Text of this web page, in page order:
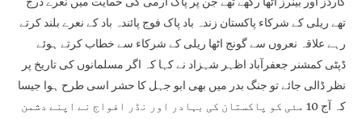
تھے ریلی کے شرکاء پاکستان زندہ باد پاک فوج پائندہ باد کے نعرے بلند کرتے
رہے علاقہ نعروں سے گونج اٹھا ریلی کے شرکاء سے خطاب کرتے ہوئے
ڈپٹی کمشنر جعفرآباد اظہر شہزاد نے کہا کہ اگر مسلمانوں کی تاریخ پر
نظر ڈالی جائے تو جنگ بدر میں بھی ابو جہل کا حشر اسی طرح ہوا جیسا
کہ آج 10 مئی کو پاکستان کی بہادر اور نڈر افواج نے اپنے دشمن